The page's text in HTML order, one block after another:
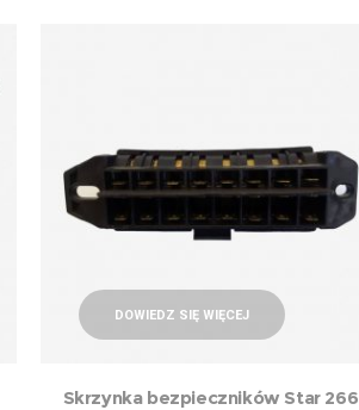
DOWIEDZ SIĘ WIĘCEJ
Skrzynka bezpieczników Star 266